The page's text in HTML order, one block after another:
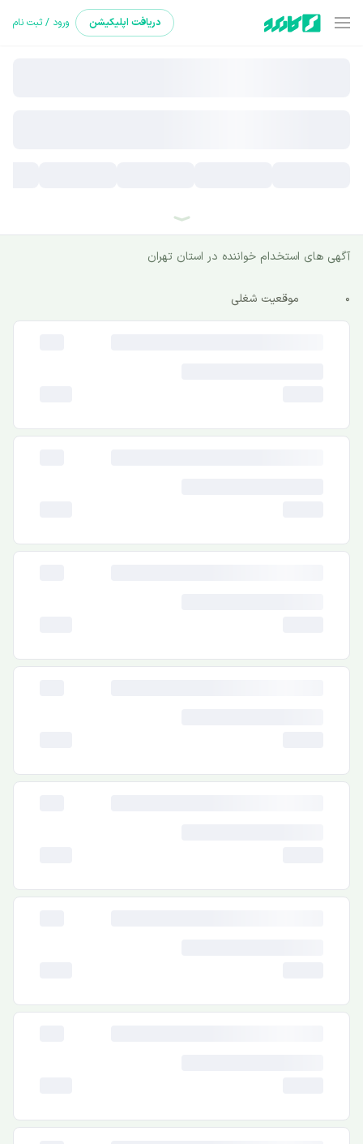
دریافت اپلیکیشن ورود / ثبت نام
آگهی های استخدام خواننده در استان تهران
0 موقعیت شغلی